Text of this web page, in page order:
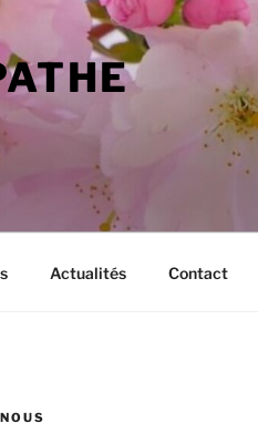
Actualités Contact